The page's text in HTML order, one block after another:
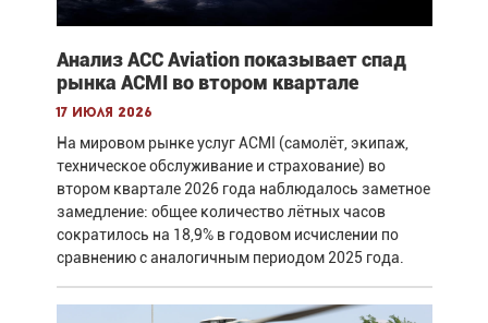
Анализ ACC Aviation показывает спад
рынка ACMI во втором квартале
17 июля 2026
На мировом рынке услуг ACMI (самолёт, экипаж,
техническое обслуживание и страхование) во
втором квартале 2026 года наблюдалось заметное
замедление: общее количество лётных часов
сократилось на 18,9% в годовом исчислении по
сравнению с аналогичным периодом 2025 года.